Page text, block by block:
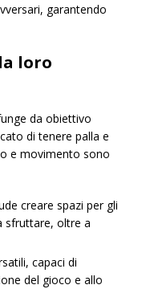
garantendo
loro
da obiettivo
di tenere palla e
e movimento sono
creare spazi per gli
sfruttare, oltre a
capaci di
del gioco e allo